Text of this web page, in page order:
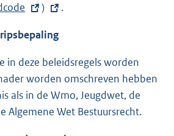
t
r
t
r
e
E
t
e
n
) .
in deze beleidsregels worden
worden omschreven hebben
als in de Wmo, Jeugdwet, de
Algemene Wet Bestuursrecht.